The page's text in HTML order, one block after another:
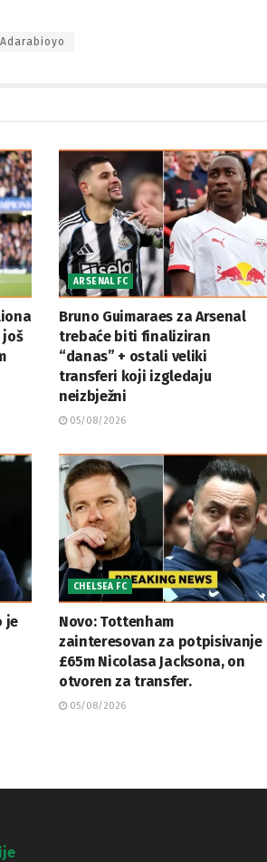
još
ARSENAL FC
Bruno Guimaraes za Arsenal
trebaće biti finaliziran
“danas” + ostali veliki
transferi koji izgledaju
neizbježni
05/08/2026
je
CHELSEA FC
Novo: Tottenham
zainteresovan za potpisivanje
£65m Nicolasa Jacksona, on
otvoren za transfer.
05/08/2026